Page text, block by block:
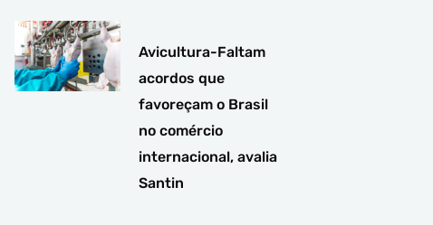
Avicultura-Faltam
acordos que
favoreçam o Brasil
no comércio
internacional, avalia
Santin